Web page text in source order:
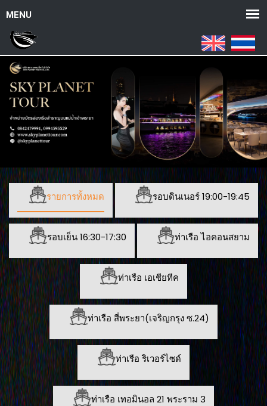
รายการทั้งหมด รอบดินเนอร์ 19:00-19:45
รอบเย็น 16:30-17:30 ท่าเรือ ไอคอนสยาม
ท่าเรือ เอเชียทีค
ท่าเรือ สี่พระยา(เจริญกรุง ซ.24)
ท่าเรือ ริเวอร์ไซด์
ท่าเรือ เทอมินอล 21 พระราม 3